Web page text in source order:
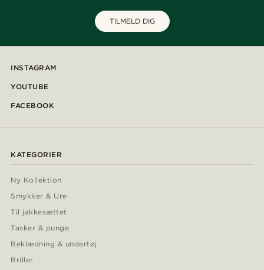
TILMELD DIG
INSTAGRAM
YOUTUBE
FACEBOOK
KATEGORIER
Ny Kollektion
Smykker & Ure
Til jakkesættet
Tasker & punge
Beklædning & undertøj
Briller